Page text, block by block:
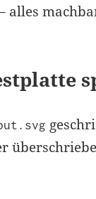
alles